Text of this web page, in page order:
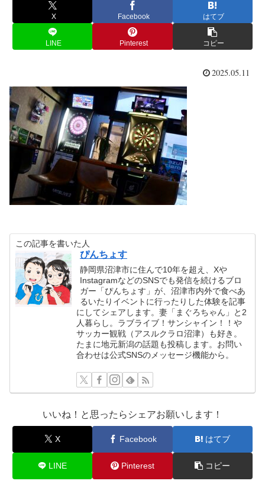
X Facebook はてブ
LINE Pinterest コピー
2025.05.11
この記事を書いた人
ぴんちょす
静岡県沼津市に住んで10年を超え、Xや
InstagramなどのSNSでも発信を続けるブロ
ガー「ぴんちょす」が、沼津市内外で食べあ
るいたりイベントに行ったりした体験を記事
にしてシェアします。妻「まぐろちゃん」と2
人暮らし。ラブライブ！サンシャイン！！や
サッカー観戦（アスルクラロ沼津）も好き。
たまに地元新潟の話題も投稿します。お問い
合わせは公式SNSのメッセージ機能から。
いいね！と思ったらシェアお願いします！
X Facebook はてブ
LINE Pinterest コピー